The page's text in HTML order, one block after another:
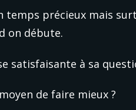
temps précieux mais
on débute.
satisfaisante à sa
de faire mieux ?